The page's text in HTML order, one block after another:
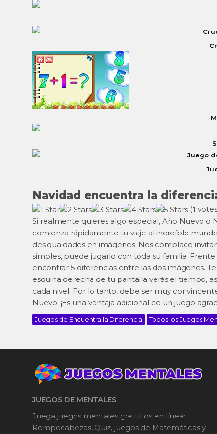
Navidad encuentra la
(1
Si realmente quieres algo especial, Año Nuevo o
comienza rápidamente tu viaje al increíble
desigualdades en imágenes. Nos complace
simples, puede jugarlo con toda su familia.
encontrar 5 diferencias entre las dos imágenes.
esquina derecha de tu pantalla verás el tiempo,
cada nivel. Por lo tanto, debe ser muy
Nuevo. ¡Es una ventaja adicional de un juego
Juegos de Encuentra la Diferencia Todos los Juegos
JUEGOS DE MENTALES
Juega juegos mentales gratuitos en línea:
Rompecabezas, Quiz, juegos de Matemáticas y